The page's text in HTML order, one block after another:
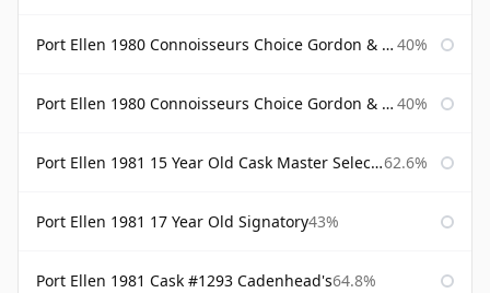
Port Ellen 1980 Connoisseurs Choice Gordon & Macphail 40%
Port Ellen 1980 Connoisseurs Choice Gordon & Macphail 19 Year Old 40%
Port Ellen 1981 15 Year Old Cask Master Selection 62.6%
Port Ellen 1981 17 Year Old Signatory43%
Port Ellen 1981 Cask #1293 Cadenhead's64.8%